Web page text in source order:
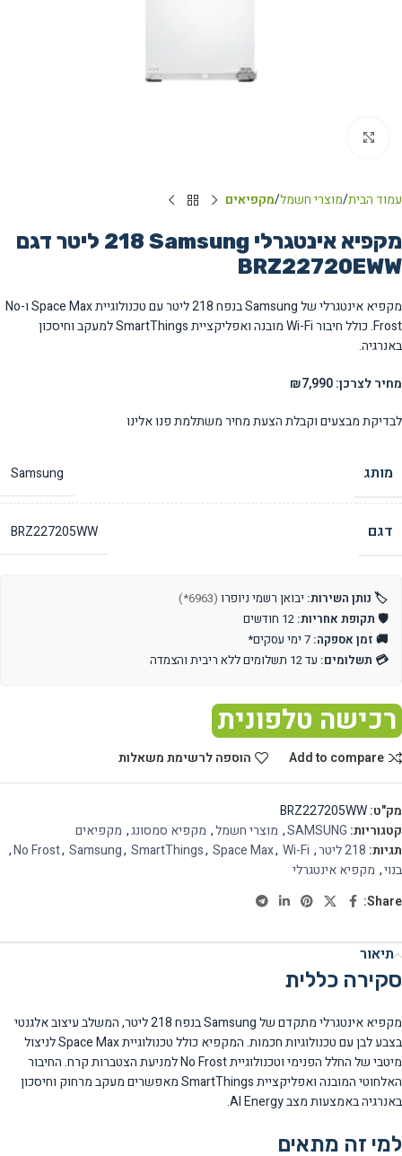
עמוד הבית מוצרי חשמל מקפיאים
מקפיא אינטגרלי Samsung ‏218 ‏ליטר דגם
BRZ22720EWW
מקפיא אינטגרלי של Samsung בנפח 218 ליטר עם טכנולוגיית Space Max ו-No
Frost. כולל חיבור Wi-Fi מובנה ואפליקציית SmartThings למעקב וחיסכון
באנרגיה.
מחיר לצרכן: ₪7,990
לבדיקת מבצעים וקבלת הצעת מחיר משתלמת פנו אלינו
מותג Samsung
דגם BRZ227205WW
🏷️ נותן השירות: יבואן רשמי ניופרו (6963*)
🛡️ תקופת אחריות:
🚚 זמן אספקה:
💳 תשלומים: עד 12 תשלומים ללא ריבית והצמדה
רכישה טלפונית
Add to compare הוספה לרשימת משאלות
מק"ט:BRZ227205WW
קטגוריות: SAMSUNG
, מוצרי חשמל, מקפיא סמסונג, מקפיאים
תגיות: 218 ליטר ,
No Frost, Samsung, SmartThings, Space Max, Wi-Fi
,
בנוי, מקפיא אינטגרלי
Share:
תיאור
סקירה כללית
מקפיא אינטגרלי מתקדם של Samsung בנפח 218 ליטר, המשלב עיצוב אלגנטי
בצבע לבן עם טכנולוגיות חכמות. המקפיא כולל טכנולוגיית Space Max לניצול
מיטבי של החלל הפנימי וטכנולוגיית No Frost למניעת הצטברות קרח. החיבור
האלחוטי המובנה ואפליקציית SmartThings מאפשרים מעקב מרחוק וחיסכון
באנרגיה באמצעות מצב AI Energy.
למי זה מתאים